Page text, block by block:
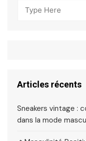
Articles récents
Sneakers vintage :
dans la mode